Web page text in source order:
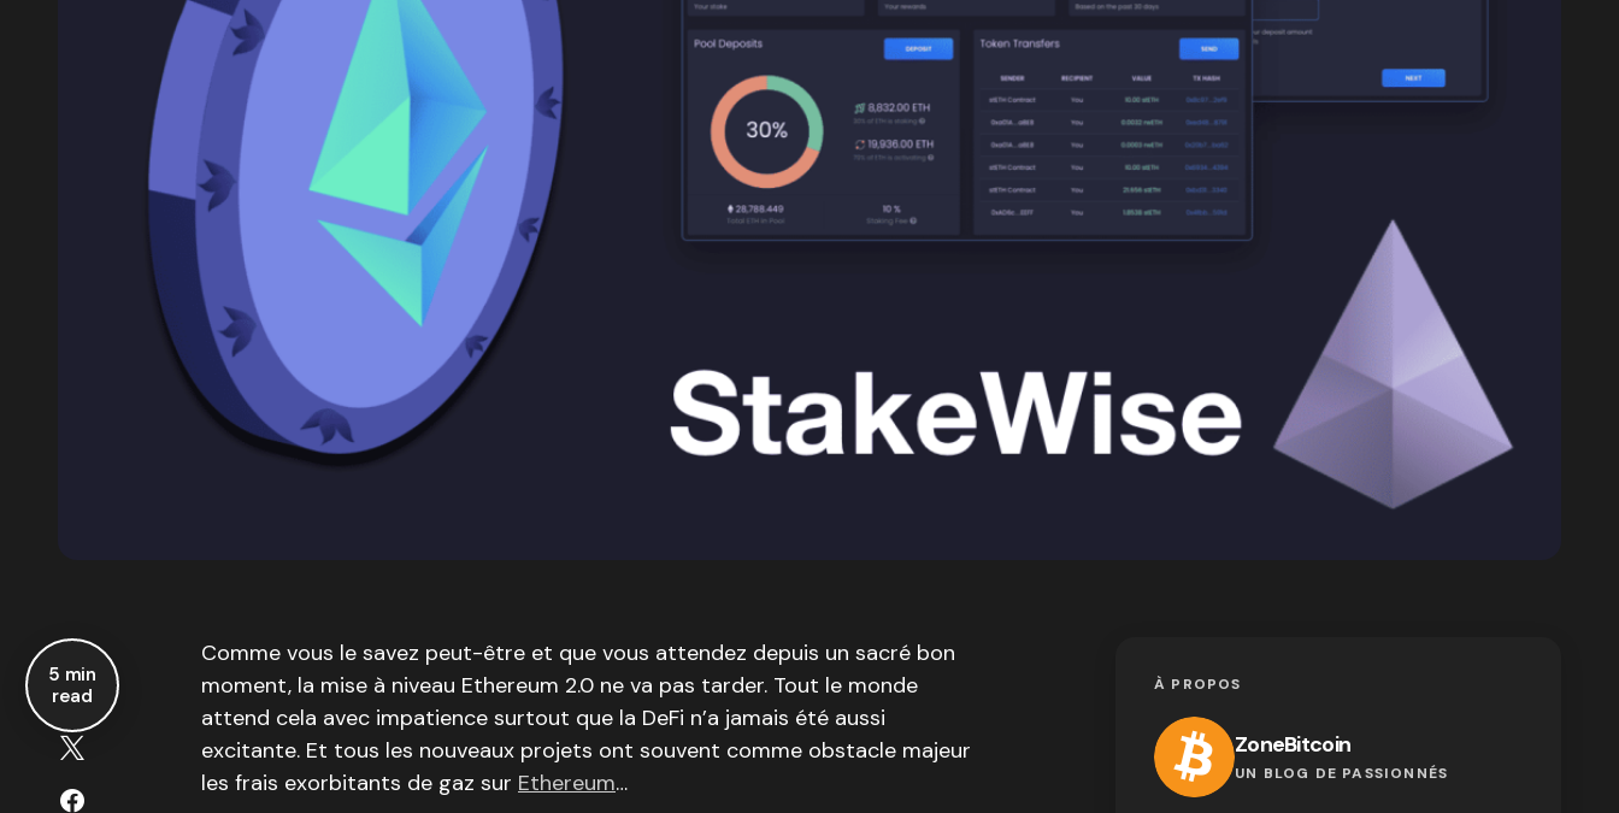
5 min
read
Comme vous le savez peut-être et que vous attendez depuis un sacré bon
moment, la mise à niveau Ethereum 2.0 ne va pas tarder. Tout le monde
attend cela avec impatience surtout que la DeFi n’a jamais été aussi
excitante. Et tous les nouveaux projets ont souvent comme obstacle majeur
les frais exorbitants de gaz sur Ethereum…
À PROPOS
ZoneBitcoin
UN BLOG DE PASSIONNÉS